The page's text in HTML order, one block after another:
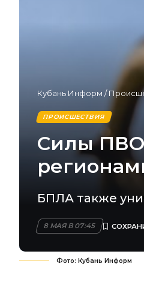
Кубань Информ /
ПРОИСШЕСТВИЯ
Силы ПВО
БПЛА также
8 МАЯ В 07:45
Фото: Кубань Информ